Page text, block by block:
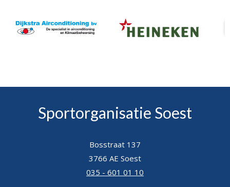
Sportorganisatie Soest
Bosstraat 137
3766 AE Soest
035 - 601 01 10